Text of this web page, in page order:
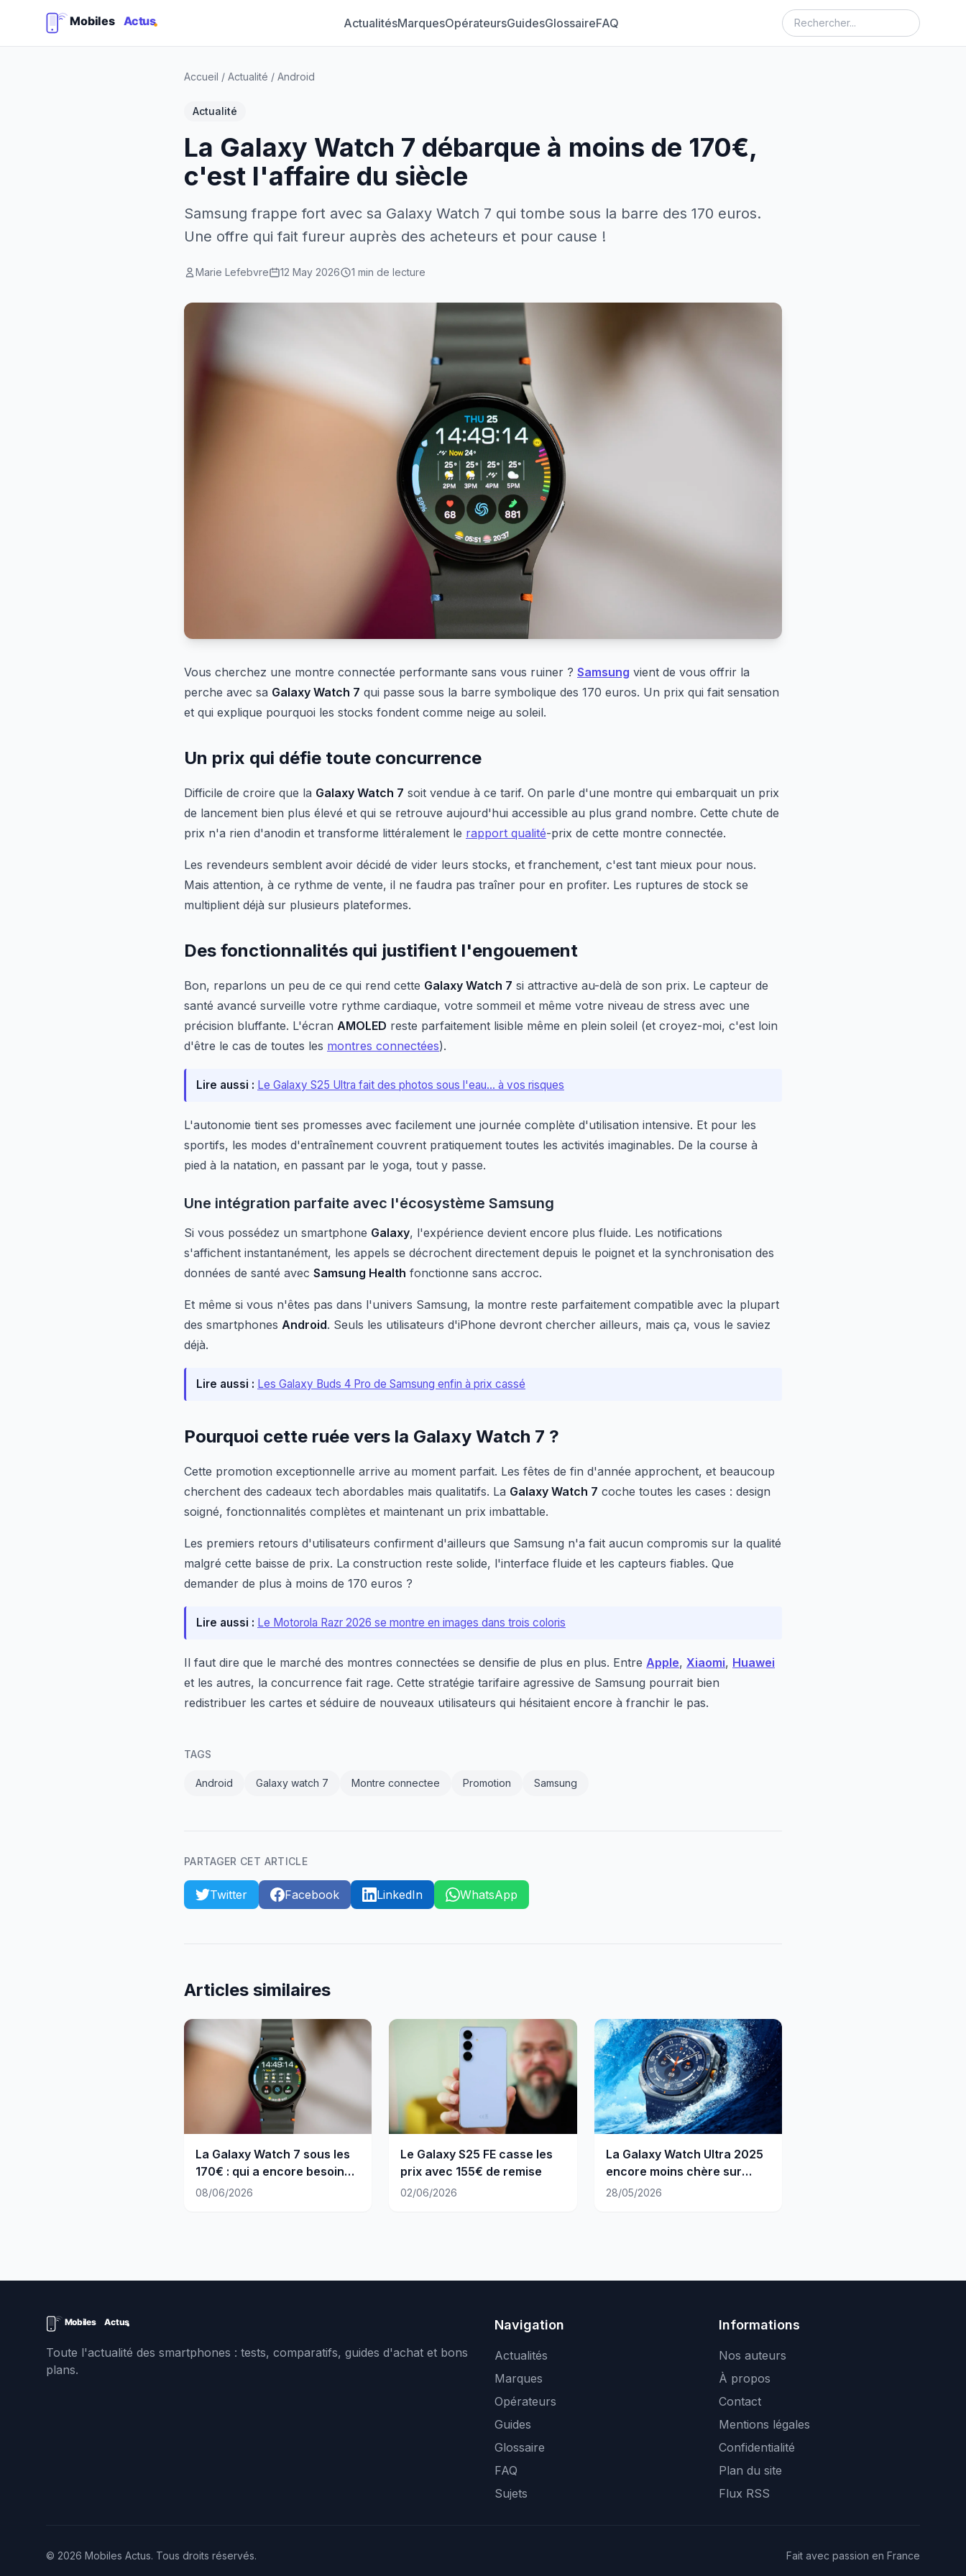
ActualitésMarquesOpérateursGuidesGlossaireFAQ
Accueil / Actualité / Android
Actualité
La Galaxy Watch 7 débarque à moins de 170€,
c'est l'affaire du siècle
Samsung frappe fort avec sa Galaxy Watch 7 qui tombe sous la barre des 170 euros.
Une offre qui fait fureur auprès des acheteurs et pour cause !
Marie Lefebvre 12 May 2026 1 min de lecture
Vous cherchez une montre connectée performante sans vous ruiner ? Samsung vient de vous offrir la
perche avec sa Galaxy Watch 7 qui passe sous la barre symbolique des 170 euros. Un prix qui fait sensation
et qui explique pourquoi les stocks fondent comme neige au soleil.
Un prix qui défie toute concurrence
Difficile de croire que la Galaxy Watch 7 soit vendue à ce tarif. On parle d'une montre qui embarquait un prix
de lancement bien plus élevé et qui se retrouve aujourd'hui accessible au plus grand nombre. Cette chute de
prix n'a rien d'anodin et transforme littéralement le rapport qualité-prix de cette montre connectée.
Les revendeurs semblent avoir décidé de vider leurs stocks, et franchement, c'est tant mieux pour nous.
Mais attention, à ce rythme de vente, il ne faudra pas traîner pour en profiter. Les ruptures de stock se
multiplient déjà sur plusieurs plateformes.
Des fonctionnalités qui justifient l'engouement
Bon, reparlons un peu de ce qui rend cette Galaxy Watch 7 si attractive au-delà de son prix. Le capteur de
santé avancé surveille votre rythme cardiaque, votre sommeil et même votre niveau de stress avec une
précision bluffante. L'écran AMOLED reste parfaitement lisible même en plein soleil (et croyez-moi, c'est loin
d'être le cas de toutes les montres connectées).
Lire aussi : Le Galaxy S25 Ultra fait des photos sous l'eau... à vos risques
L'autonomie tient ses promesses avec facilement une journée complète d'utilisation intensive. Et pour les
sportifs, les modes d'entraînement couvrent pratiquement toutes les activités imaginables. De la course à
pied à la natation, en passant par le yoga, tout y passe.
Une intégration parfaite avec l'écosystème Samsung
Si vous possédez un smartphone Galaxy, l'expérience devient encore plus fluide. Les notifications
s'affichent instantanément, les appels se décrochent directement depuis le poignet et la synchronisation des
données de santé avec Samsung Health fonctionne sans accroc.
Et même si vous n'êtes pas dans l'univers Samsung, la montre reste parfaitement compatible avec la plupart
des smartphones Android. Seuls les utilisateurs d'iPhone devront chercher ailleurs, mais ça, vous le saviez
déjà.
Lire aussi : Les Galaxy Buds 4 Pro de Samsung enfin à prix cassé
Pourquoi cette ruée vers la Galaxy Watch 7 ?
Cette promotion exceptionnelle arrive au moment parfait. Les fêtes de fin d'année approchent, et beaucoup
cherchent des cadeaux tech abordables mais qualitatifs. La Galaxy Watch 7 coche toutes les cases : design
soigné, fonctionnalités complètes et maintenant un prix imbattable.
Les premiers retours d'utilisateurs confirment d'ailleurs que Samsung n'a fait aucun compromis sur la qualité
malgré cette baisse de prix. La construction reste solide, l'interface fluide et les capteurs fiables. Que
demander de plus à moins de 170 euros ?
Lire aussi : Le Motorola Razr 2026 se montre en images dans trois coloris
Il faut dire que le marché des montres connectées se densifie de plus en plus. Entre Apple, Xiaomi, Huawei
et les autres, la concurrence fait rage. Cette stratégie tarifaire agressive de Samsung pourrait bien
redistribuer les cartes et séduire de nouveaux utilisateurs qui hésitaient encore à franchir le pas.
TAGS
Android Galaxy watch 7 Montre connectee Promotion Samsung
PARTAGER CET ARTICLE
Twitter Facebook LinkedIn WhatsApp
Articles similaires
La Galaxy Watch 7 sous les
170€ : qui a encore besoin
de la Watch 8 ?
08/06/2026
Le Galaxy S25 FE casse les
prix avec 155€ de remise
02/06/2026
La Galaxy Watch Ultra 2025
encore moins chère sur
Amazon
28/05/2026
Toute l'actualité des smartphones : tests, comparatifs, guides d'achat et bons
plans.
Navigation
Actualités
Marques
Opérateurs
Guides
Glossaire
FAQ
Sujets
Informations
Nos auteurs
À propos
Contact
Mentions légales
Confidentialité
Plan du site
Flux RSS
© 2026 Mobiles Actus. Tous droits réservés. Fait avec passion en France